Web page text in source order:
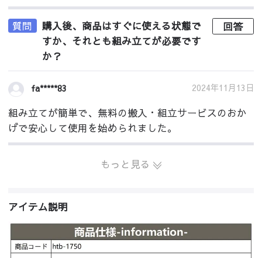
質問
購入後、商品はすぐに使える状態で
すか、それとも組み立てが必要です
か？
回答
fa*****83 2024年11月13日
組み立てが簡単で、無料の搬入・組立サービスのおか
げで安心して使用を始められました。
もっと見る
アイテム説明